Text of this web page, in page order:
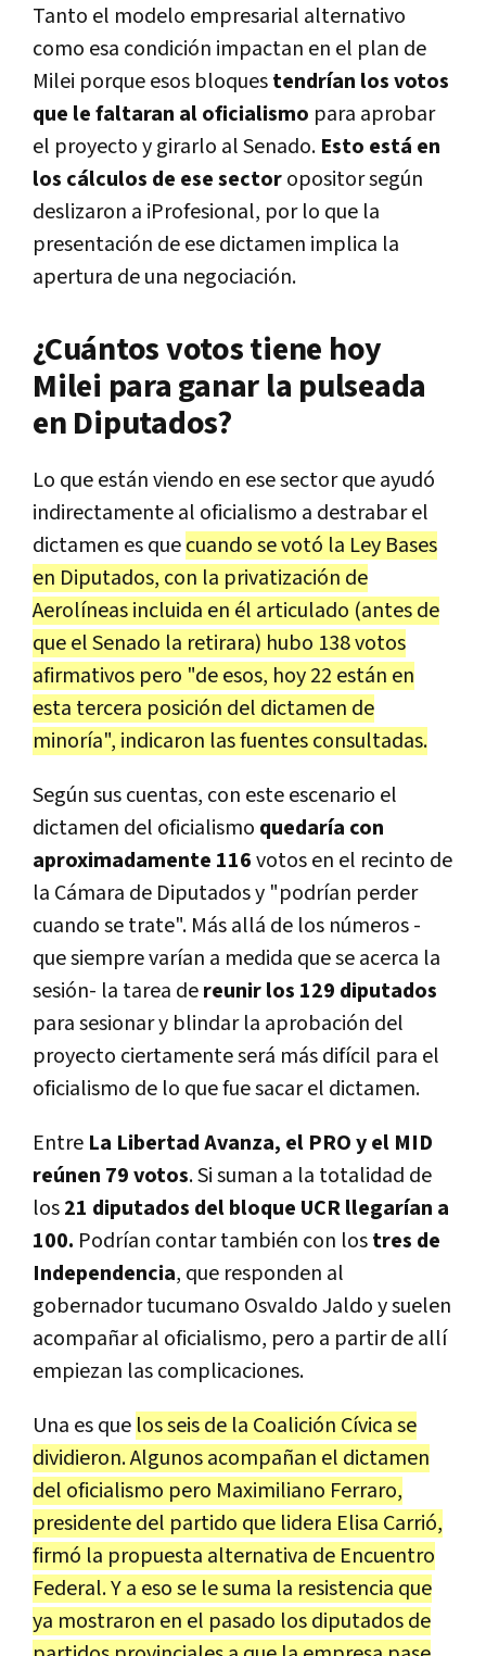
Tanto el modelo empresarial alternativo
como esa condición impactan en el plan de
Milei porque esos bloquestendrían los votos
que le faltaran al oficialismo para aprobar
el proyecto y girarlo al Senado. Esto está en
los cálculos de ese sectoropositor según
deslizaron a iProfesional, por lo que la
presentación de ese dictamen implica la
apertura de una negociación.
¿Cuántos votos tiene hoy
Milei para ganar la pulseada
en Diputados?
Lo que están viendo en ese sector que ayudó
indirectamente al oficialismo a destrabar el
dictamen es quecuando se votó la Ley Bases
en Diputados, con la privatización de
Aerolíneas incluida en él articulado (antes de
que el Senado la retirara) hubo 138 votos
afirmativos pero "de esos, hoy 22 están en
esta tercera posición del dictamen de
minoría", indicaron las fuentes consultadas.
Según sus cuentas, con este escenario el
dictamen del oficialismo quedaría con
aproximadamente 116votos en el recinto de
la Cámara de Diputados y "podrían perder
cuando se trate". Más allá de los números -
que siempre varían a medida que se acerca la
sesión- la tarea dereunir los 129 diputados
para sesionar y blindar la aprobación del
proyecto ciertamente será más difícil para el
oficialismo de lo que fue sacar el dictamen.
Entre La Libertad Avanza, el PRO y el MID
reúnen 79 votos. Si suman a la totalidad de
los21 diputados del bloque UCR llegarían a
100. Podrían contar también con lostres de
Independencia, que responden al
gobernador tucumano Osvaldo Jaldo y suelen
acompañar al oficialismo, pero a partir de allí
empiezan las complicaciones.
Una es que los seis de la Coalición Cívica se
dividieron. Algunos acompañan el dictamen
del oficialismo pero Maximiliano Ferraro,
presidente del partido que lidera Elisa Carrió,
firmó la propuesta alternativa de Encuentro
Federal. Y a eso se le suma la resistencia que
ya mostraron en el pasado los diputados de